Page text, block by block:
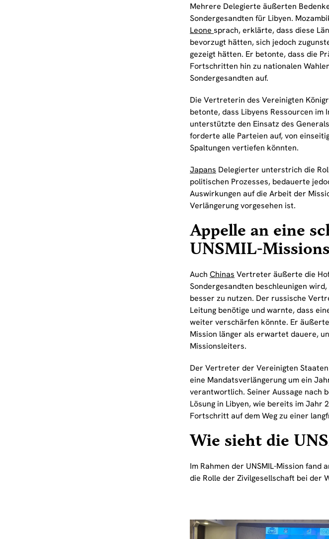
Mehrere Delegierte äußerten
Sondergesandten für Libyen.
Leone sprach, erklärte, dass diese
bevorzugt hätten, sich jedoch
gezeigt hätten. Er betonte, dass die
Fortschritten hin zu nationalen
Sondergesandten auf.
Die Vertreterin des Vereinigten
betonte, dass Libyens Ressourcen
unterstützte den Einsatz des
forderte alle Parteien auf, von
Spaltungen vertiefen könnten.
Japans Delegierter unterstrich die
politischen Prozesses, bedauerte
Auswirkungen auf die Arbeit der
Verlängerung vorgesehen ist.
Appelle an eine
UNSMIL-
Auch Chinas Vertreter äußerte die
Sondergesandten beschleunigen
besser zu nutzen. Der russische
Leitung benötige und warnte, dass
weiter verschärfen könnte. Er
Mission länger als erwartet dauere,
Missionsleiters.
Der Vertreter der Vereinigten
eine Mandatsverlängerung um ein
verantwortlich. Seiner Aussage nach
Lösung in Libyen, wie bereits im Jahr
Fortschritt auf dem Weg zu einer
Wie sieht die
Im Rahmen der UNSMIL-Mission fand
die Rolle der Zivilgesellschaft bei der